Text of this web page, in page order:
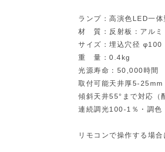
ランプ：高演色LED一
材 質：反射板：アルミ
サイズ：埋込穴径 φ100
重 量：0.4kg
光源寿命：50,000時間
取付可能天井厚5-25mm
傾斜天井55°まで対応（
連続調光100-1％・調色
リモコンで操作する場